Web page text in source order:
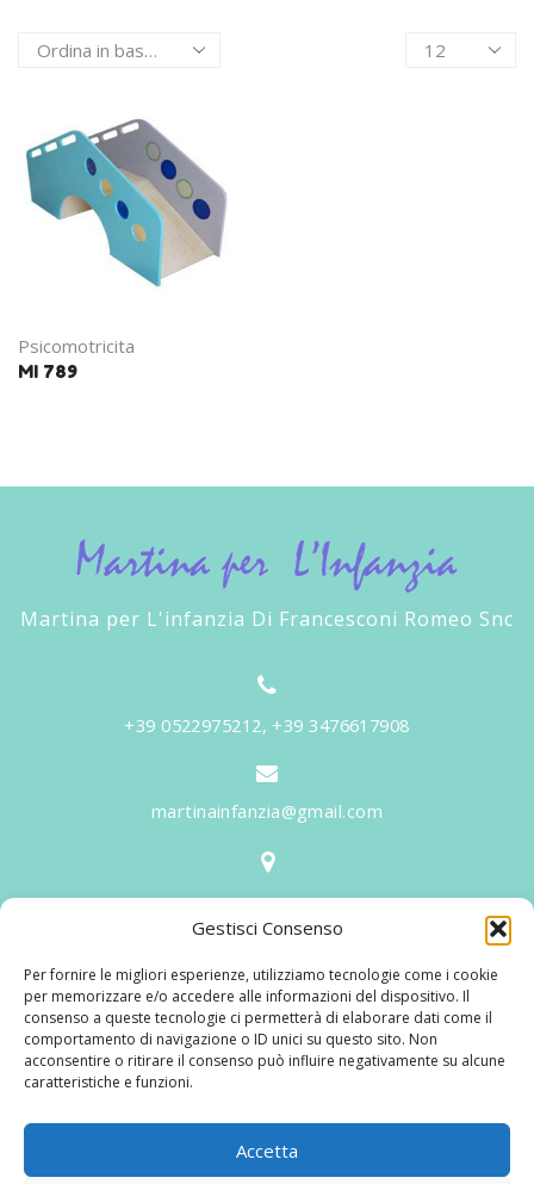
Gestisci Consenso
Per fornire le migliori esperienze, utilizziamo tecnologie come i cookie
per memorizzare e/o accedere alle informazioni del dispositivo. Il
consenso a queste tecnologie ci permetterà di elaborare dati come il
comportamento di navigazione o ID unici su questo sito. Non
acconsentire o ritirare il consenso può influire negativamente su alcune
caratteristiche e funzioni.
Accetta
Products
Psicomotricita
MI 789
Martina per L'infanzia Di Francesconi Romeo Snc
+39 0522975212, +39 3476617908
martinainfanzia@gmail.com
V.le Tiziano, 20 - 42046 Reggiolo
Martina per l'Infanzia, un nome ed un progetto che
nasce prima di tutto da una provata esperienza
maturata sul campo dal suo fondatore in 25 anni di
lavoro. La didattica rivolta al bambino nei suoi primi
aggiornandone continuamente i progetti educativi.